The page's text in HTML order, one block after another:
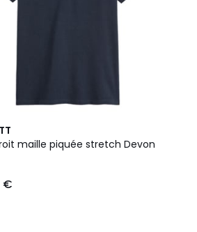
maille piquée stretch Devon
€